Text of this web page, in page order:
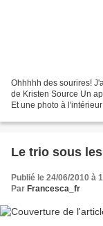
Ohhhhh des sourires!
de Kristen Source Un
Et une photo à
Le trio sous
Publié le 24/06/2010 à
Par Francesca_fr